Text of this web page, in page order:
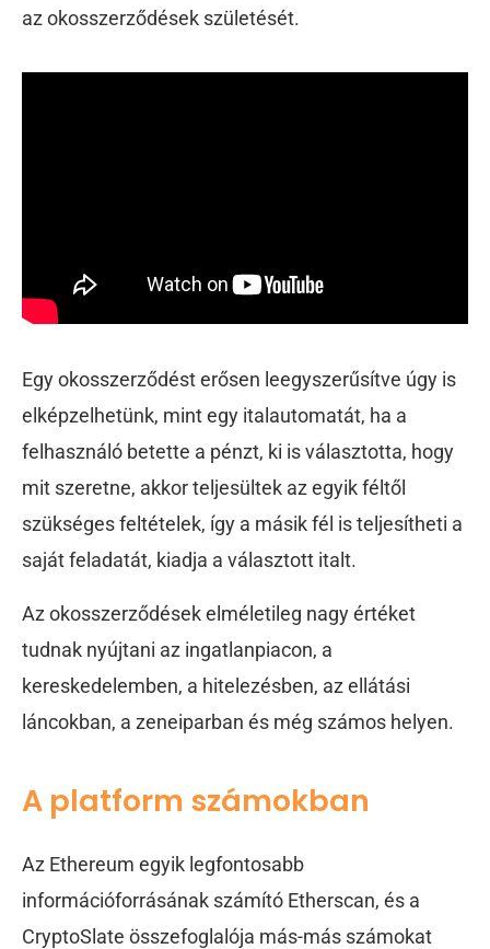
az okosszerződések születését.
Egy okosszerződést erősen leegyszerűsítve úgy is
elképzelhetünk, mint egy italautomatát, ha a
felhasználó betette a pénzt, ki is választotta, hogy
mit szeretne, akkor teljesültek az egyik féltől
szükséges feltételek, így a másik fél is teljesítheti a
saját feladatát, kiadja a választott italt.
Az okosszerződések elméletileg nagy értéket
tudnak nyújtani az ingatlanpiacon, a
kereskedelemben, a hitelezésben, az ellátási
láncokban, a zeneiparban és még számos helyen.
A platform számokban
Az Ethereum egyik legfontosabb
információforrásának számító Etherscan, és a
CryptoSlate összefoglalója más-más számokat